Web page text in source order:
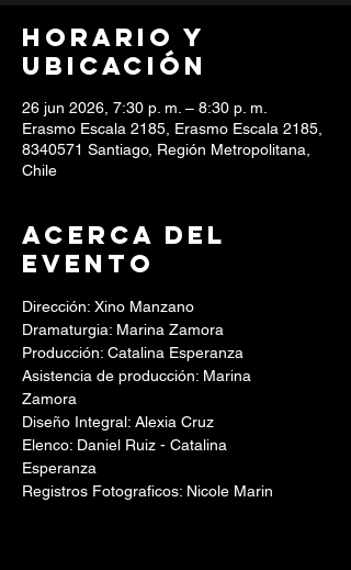
Horario y
ubicación
26 jun 2026, 7:30 p. m. – 8:30 p. m.
Erasmo Escala 2185, Erasmo Escala 2185,
8340571 Santiago, Región Metropolitana,
Chile
Acerca del
evento
Dirección: Xino Manzano
Dramaturgia: Marina Zamora
Producción: Catalina Esperanza
Asistencia de producción: Marina
Zamora
Diseño Integral: Alexia Cruz
Elenco: Daniel Ruiz - Catalina
Esperanza
Registros Fotograficos: Nicole Marin